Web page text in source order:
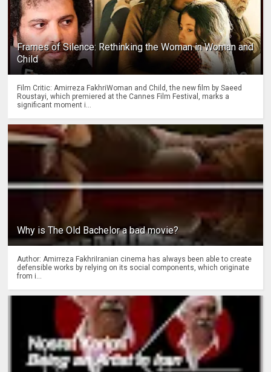
Frames of Silence: Rethinking the Woman in Woman and
Child
Film Critic: Amirreza FakhriWoman and Child, the new film by Saeed
Roustayi, which premiered at the Cannes Film Festival, marks a
significant moment i...
Why is The Old Bachelor a bad movie?
Author: Amirreza FakhriIranian cinema has always been able to create
defensible works by relying on its social components, which originate
from i...